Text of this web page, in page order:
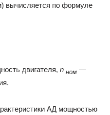
вычисляется по формуле
двигателя, n ном —
АД мощностью